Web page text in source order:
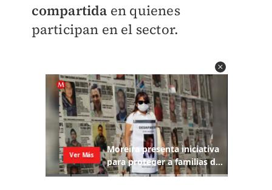
compartida en quienes
participan en el sector.